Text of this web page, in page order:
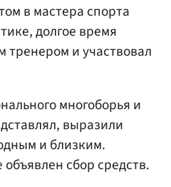
в мастера спорта
долгое время
тренером и участвовал
многоборья и
выразили
и близким.
сбор средств.